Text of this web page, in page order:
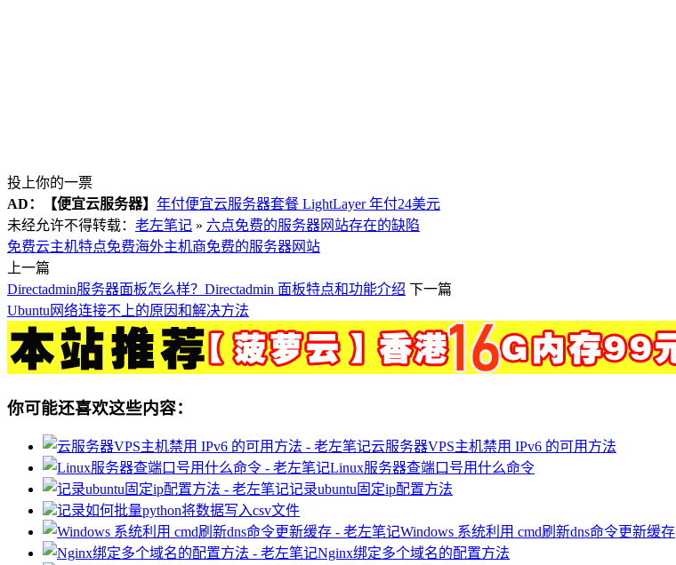
投上你的一票
AD：
【便宜云服务器】 年付便宜云服务器套餐 LightLayer 年付24美元
未经允许不得转载： 老左笔记 » 六点免费的服务器网站存在的缺陷
免费云主机特点免费海外主机商免费的服务器网站
上一篇
Directadmin服务器面板怎么样？Directadmin 面板特点和功能介绍 下一篇
Ubuntu网络连接不上的原因和解决方法
你可能还喜欢这些内容：
云服务器VPS主机禁用 IPv6 的可用方法
Linux服务器查端口号用什么命令
记录ubuntu固定ip配置方法
记录如何批量python将数据写入csv文件
Windows 系统利用 cmd刷新dns命令更新缓存
Nginx绑定多个域名的配置方法